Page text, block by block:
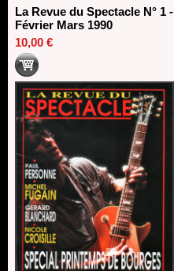
La Revue du Spectacle N° 1 -
Février Mars 1990
10,00 €